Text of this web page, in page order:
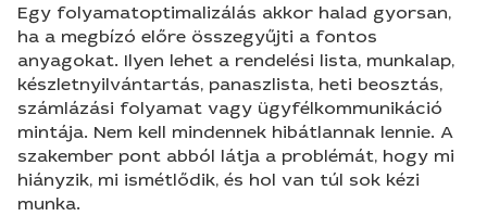
Egy folyamatoptimalizálás akkor halad gyorsan,
ha a megbízó előre összegyűjti a fontos
anyagokat. Ilyen lehet a rendelési lista, munkalap,
készletnyilvántartás, panaszlista, heti beosztás,
számlázási folyamat vagy ügyfélkommunikáció
mintája. Nem kell mindennek hibátlannak lennie. A
szakember pont abból látja a problémát, hogy mi
hiányzik, mi ismétlődik, és hol van túl sok kézi
munka.